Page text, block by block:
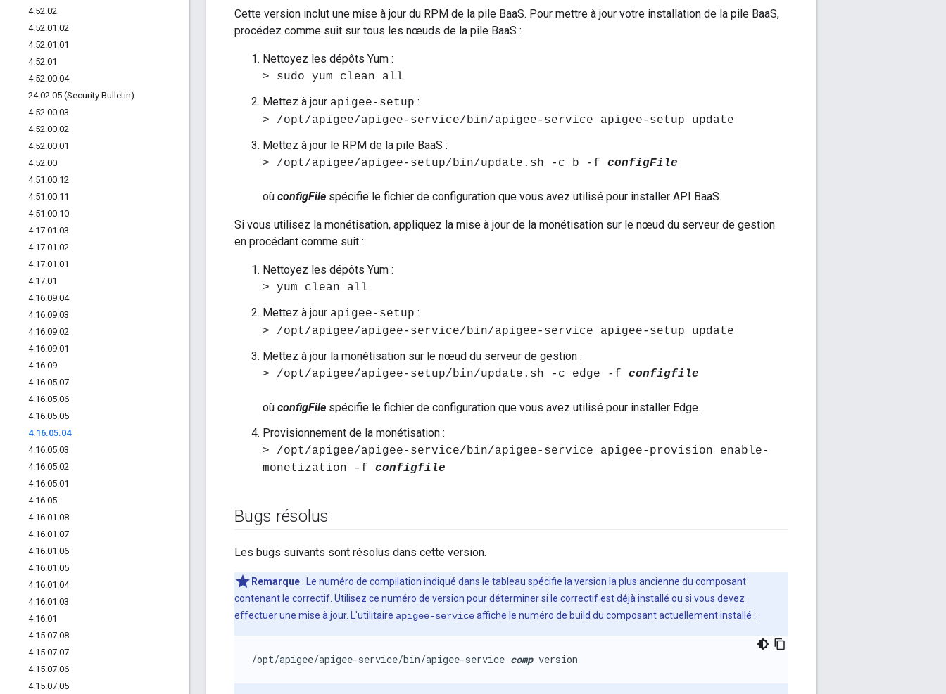
4.52.02
4.52.01 .02
4.52.01 .01
4.52.01
4.52.00.04
24.02.05 (Security Bulletin)
4.52.00.03
4.52.00.02
4.52.00.01
4.52.00
4.51 .00.12
4.51 .00.11
4.51 .00.10
4.17.01 .03
4.17.01 .02
4.17.01 .01
4.17.01
4.16.09.04
4.16.09.03
4.16.09.02
4.16.09.01
4.16.09
4.16.05.07
4.16.05.06
4.16.05.05
4.16.05.04
4.16.05.03
4.16.05.02
4.16.05.01
4.16.05
4.16.01 .08
4.16.01 .07
4.16.01 .06
4.16.01 .05
4.16.01 .04
4.16.01 .03
4.16.01
4.15.07.08
4.15.07.07
4.15.07.06
4.15.07.05
Cette version inclut une mise à jour du RPM de la pile BaaS. Pour mettre à jour votre installation de la pile BaaS,
procédez comme suit sur tous les nœuds de la pile BaaS :
Nettoyez les dépôts Yum :
> sudo yum clean all
Mettez à jour apigee-setup :
> /opt/apigee/apigee-service/bin/apigee-service apigee-setup update
Mettez à jour le RPM de la pile BaaS :
> /opt/apigee/apigee-setup/bin/update.sh -c b -f configFile
où configFile spécifie le fichier de configuration que vous avez utilisé pour installer API BaaS.
Si vous utilisez la monétisation, appliquez la mise à jour de la monétisation sur le nœud du serveur de gestion
en procédant comme suit :
Nettoyez les dépôts Yum :
> yum clean all
Mettez à jour apigee-setup :
> /opt/apigee/apigee-service/bin/apigee-service apigee-setup update
Mettez à jour la monétisation sur le nœud du serveur de gestion :
> /opt/apigee/apigee-setup/bin/update.sh -c edge -f configfile
où configFile spécifie le fichier de configuration que vous avez utilisé pour installer Edge.
Provisionnement de la monétisation :
> /opt/apigee/apigee-service/bin/apigee-service apigee-provision enable-
monetization -f configfile
Bugs résolus
Les bugs suivants sont résolus dans cette version.
Remarque : Le numéro de compilation indiqué dans le tableau spécifie la version la plus ancienne du composant
contenant le correctif. Utilisez ce numéro de version pour déterminer si le correctif est déjà installé ou si vous devez
effectuer une mise à jour. L'utilitaire apigee-serviceaffiche le numéro de build du composant actuellement installé :
/opt/apigee/apigee-service/bin/apigee-service comp version